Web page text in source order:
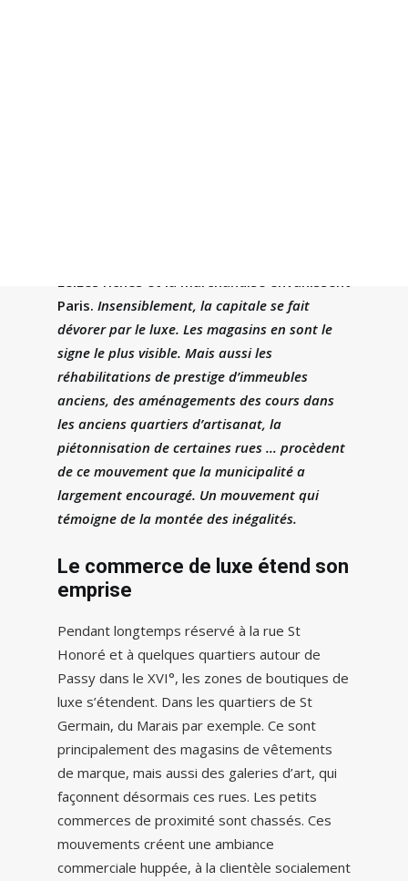
LelLes riches et la marchandise envahissent
Paris. Insensiblement, la capitale se fait
dévorer par le luxe. Les magasins en sont le
signe le plus visible. Mais aussi les
réhabilitations de prestige d’immeubles
anciens, des aménagements des cours dans
les anciens quartiers d’artisanat, la
piétonnisation de certaines rues … procèdent
de ce mouvement que la municipalité a
largement encouragé. Un mouvement qui
témoigne de la montée des inégalités.
Le commerce de luxe étend son
emprise
Pendant longtemps réservé à la rue St
Honoré et à quelques quartiers autour de
Passy dans le XVI°, les zones de boutiques de
luxe s’étendent. Dans les quartiers de St
Germain, du Marais par exemple. Ce sont
principalement des magasins de vêtements
de marque, mais aussi des galeries d’art, qui
façonnent désormais ces rues. Les petits
commerces de proximité sont chassés. Ces
mouvements créent une ambiance
commerciale huppée, à la clientèle socialement